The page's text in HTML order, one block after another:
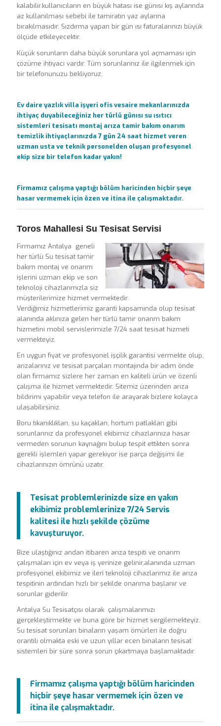
kalabilir.kullanıcıların en büyük hatası ise günısı kış aylarında
az kullanılması sebebi ile tamiratın yaz aylarına
bırakılmasıdır. Sızdırma yapan bir gün ısı faturalarınızı büyük
ölçüde etkileyecektir.
Küçük sorunların daha büyük sorunlara yol açmaması için
çözüme ihtiyacı vardır. Tüm sorunlarınız ile ilgilenmek için
bir telefonunuzu bekliyoruz.
Ev daire yazlık villa işyeri ofis vesaire mekanlarınızda
ihtiyaç duyabileceğiniz her türlü günısı su ısıtıcı
sistemleri tesisatı montaj arıza tamir bakım onarım
temizlik ihtiyaçlarınızda 7 gün 24 saat hizmet veren
uzman usta ve teknik personelden oluşan profesyonel
ekip size bir telefon kadar yakın!
Firmamız çalışma yaptığı bölüm haricinden hiçbir şeye
hasar vermemek için özen ve itina ile çalışmaktadır.
Toros Mahallesi Su Tesisat Servisi
Firmamız Antalya geneli
her türlü Su tesisat tamir
bakım montaj ve onarım
işlerini uzman ekip ve son
teknoloji cihazlarımızla siz
müşterilerimize hizmet vermektedir.
Verdiğimiz hizmetlerimiz garanti kapsamında olup tesisat
alanında aklınıza gelen her türlü tamir onarım bakım
hizmetini mobil servislerimizle 7/24 saat tesisat hizmeti
vermekteyiz.
En uygun fiyat ve profesyonel işçilik garantisi vermekte olup,
arızalarınız ve tesisat parçaları montajında bir adım önde
olan firmamız sizlere her zaman en kaliteli ürün ve özenli
çalışma ile hizmet vermektedir. Sitemiz üzerinden arıza
bildirimi yapabilir veya telefon ile arayarak bizlere kolayca
ulaşabilirsiniz.
Boru tıkanıklıkları, su kaçakları, hortum patlakları gibi
sorunlarınız da profesyonel ekibimiz cihazlarınıza hasar
vermeden sorunun kaynağını bulup tespit ettikten sonra
gerekli işlemleri yapar gerekiyor ise parça değişimi ile
cihazlarınızın ömrünü uzatır.
Tesisat problemlerinizde size en yakın
ekibimiz problemlerinize 7/24 Servis
kalitesi ile hızlı şekilde çözüme
kavuşturuyor.
Bize ulaştığınız andan itibaren arıza tespiti ve onarım
çalışmaları için ev veya iş yerinize gelinir,alanında uzman
profesyonel ekibimiz ve ileri teknoloji cihazlarımız ile arıza
tespitinin ardından hızlı bir şekilde onarıma başlanır ve
sorunlar giderilir.
Antalya Su Tesisatçısı olarak çalışmalarımızı
gerçekleştirmekte ve buna göre bir hizmet sergilemekteyiz.
Su tesisat sorunları binaların yaşam ömürleri ile doğru
orantılı olmakta eski ve uzun yıllar ecen binaların tesisat
sistemleri bir süre sonra sorun çıkartmaya başlamaktadır.
Firmamız çalışma yaptığı bölüm haricinden
hiçbir şeye hasar vermemek için özen ve
itina ile çalışmaktadır.